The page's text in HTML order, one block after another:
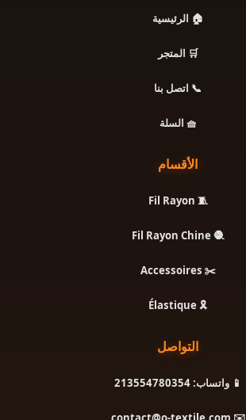
🏠 الرئيسية
🛒 المتجر
📞 اتصل بنا
🧺 السلة
الأقسام
🧵 Fil Rayon
🧶 Fil Rayon Chine
✂️ Accessoires
🎗️ Élastique
التواصل
📱 واتساب: 213554780354